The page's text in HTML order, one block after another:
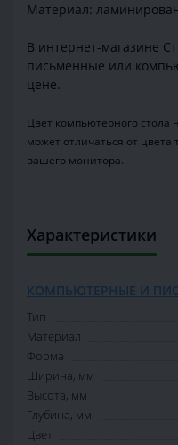
Материал:
В интернет-магазине
письменные или
цене.
Цвет компьютерного стола
может отличаться от цвета
вашего монитора.
Характеристики
КОМПЬЮТЕРНЫЕ И
Тип
Материал
Форма
Ширина, мм
Высота, мм
Глубина, мм
Цвет